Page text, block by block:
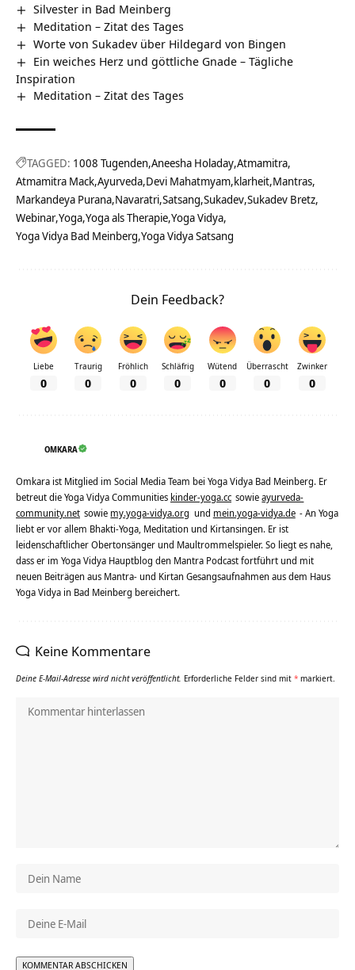
Silvester in Bad Meinberg
Meditation – Zitat des Tages
Worte von Sukadev über Hildegard von Bingen
Ein weiches Herz und göttliche Gnade – Tägliche
Inspiration
Meditation – Zitat des Tages
TAGGED: 1008 Tugenden Aneesha Holaday Atmamitra
Atmamitra Mack Ayurveda Devi Mahatmyam klarheit Mantras
Markandeya Purana Navaratri Satsang Sukadev Sukadev Bretz
Webinar Yoga Yoga als Therapie Yoga Vidya
Yoga Vidya Bad Meinberg Yoga Vidya Satsang
Dein Feedback?
Liebe
0
Traurig
0
Fröhlich
0
Schläfrig
0
Wütend
0
Überrascht
0
Zwinker
0
OMKARA
Omkara ist Mitglied im Social Media Team bei Yoga Vidya Bad Meinberg. Er
betreut die Yoga Vidya Communities kinder-yoga.cc sowieayurveda-
community.net sowie my.yoga-vidya.org und mein.yoga-vidya.de - An Yoga
liebt er vor allem Bhakti-Yoga, Meditation und Kirtansingen. Er ist
leidenschaftlicher Obertonsänger und Maultrommelspieler. So liegt es nahe,
dass er im Yoga Vidya Hauptblog den Mantra Podcast fortführt und mit
neuen Beiträgen aus Mantra- und Kirtan Gesangsaufnahmen aus dem Haus
Yoga Vidya in Bad Meinberg bereichert.
Keine Kommentare
Deine E-Mail-Adresse wird nicht veröffentlicht. Erforderliche Felder sind mit * markiert.